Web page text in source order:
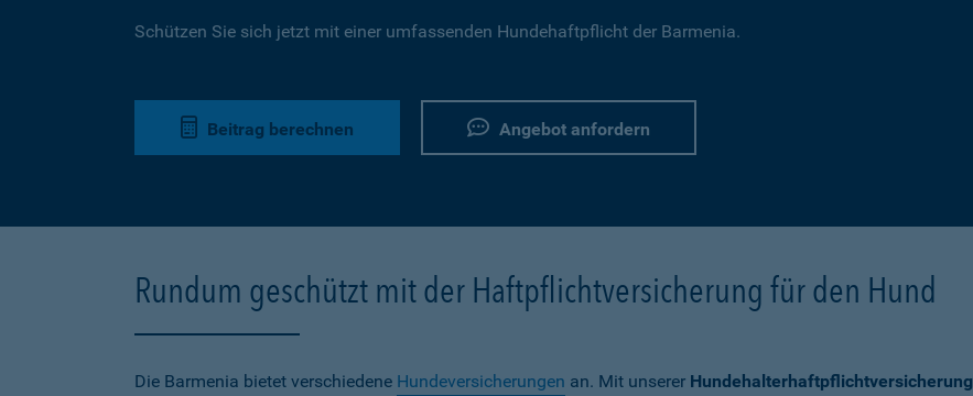
Schützen Sie sich jetzt mit einer umfassenden Hundehaftpflicht der Barmenia.
Beitrag berechnen Angebot anfordern
Rundum geschützt mit der Haftpflichtversicherung für den Hund
Die Barmenia bietet verschiedene Hundeversicherungen an. Mit unserer Hundehalterhaftpflichtversicherung